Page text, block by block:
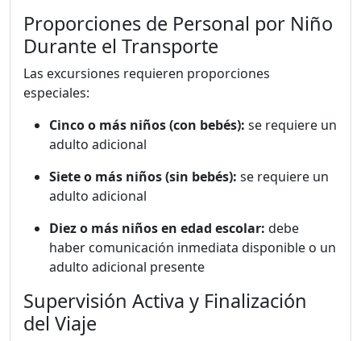
Proporciones de Personal por Niño
Durante el Transporte
Las excursiones requieren proporciones
especiales:
Cinco o más niños (con bebés): se requiere un
adulto adicional
Siete o más niños (sin bebés): se requiere un
adulto adicional
Diez o más niños en edad escolar: debe
haber comunicación inmediata disponible o un
adulto adicional presente
Supervisión Activa y Finalización
del Viaje